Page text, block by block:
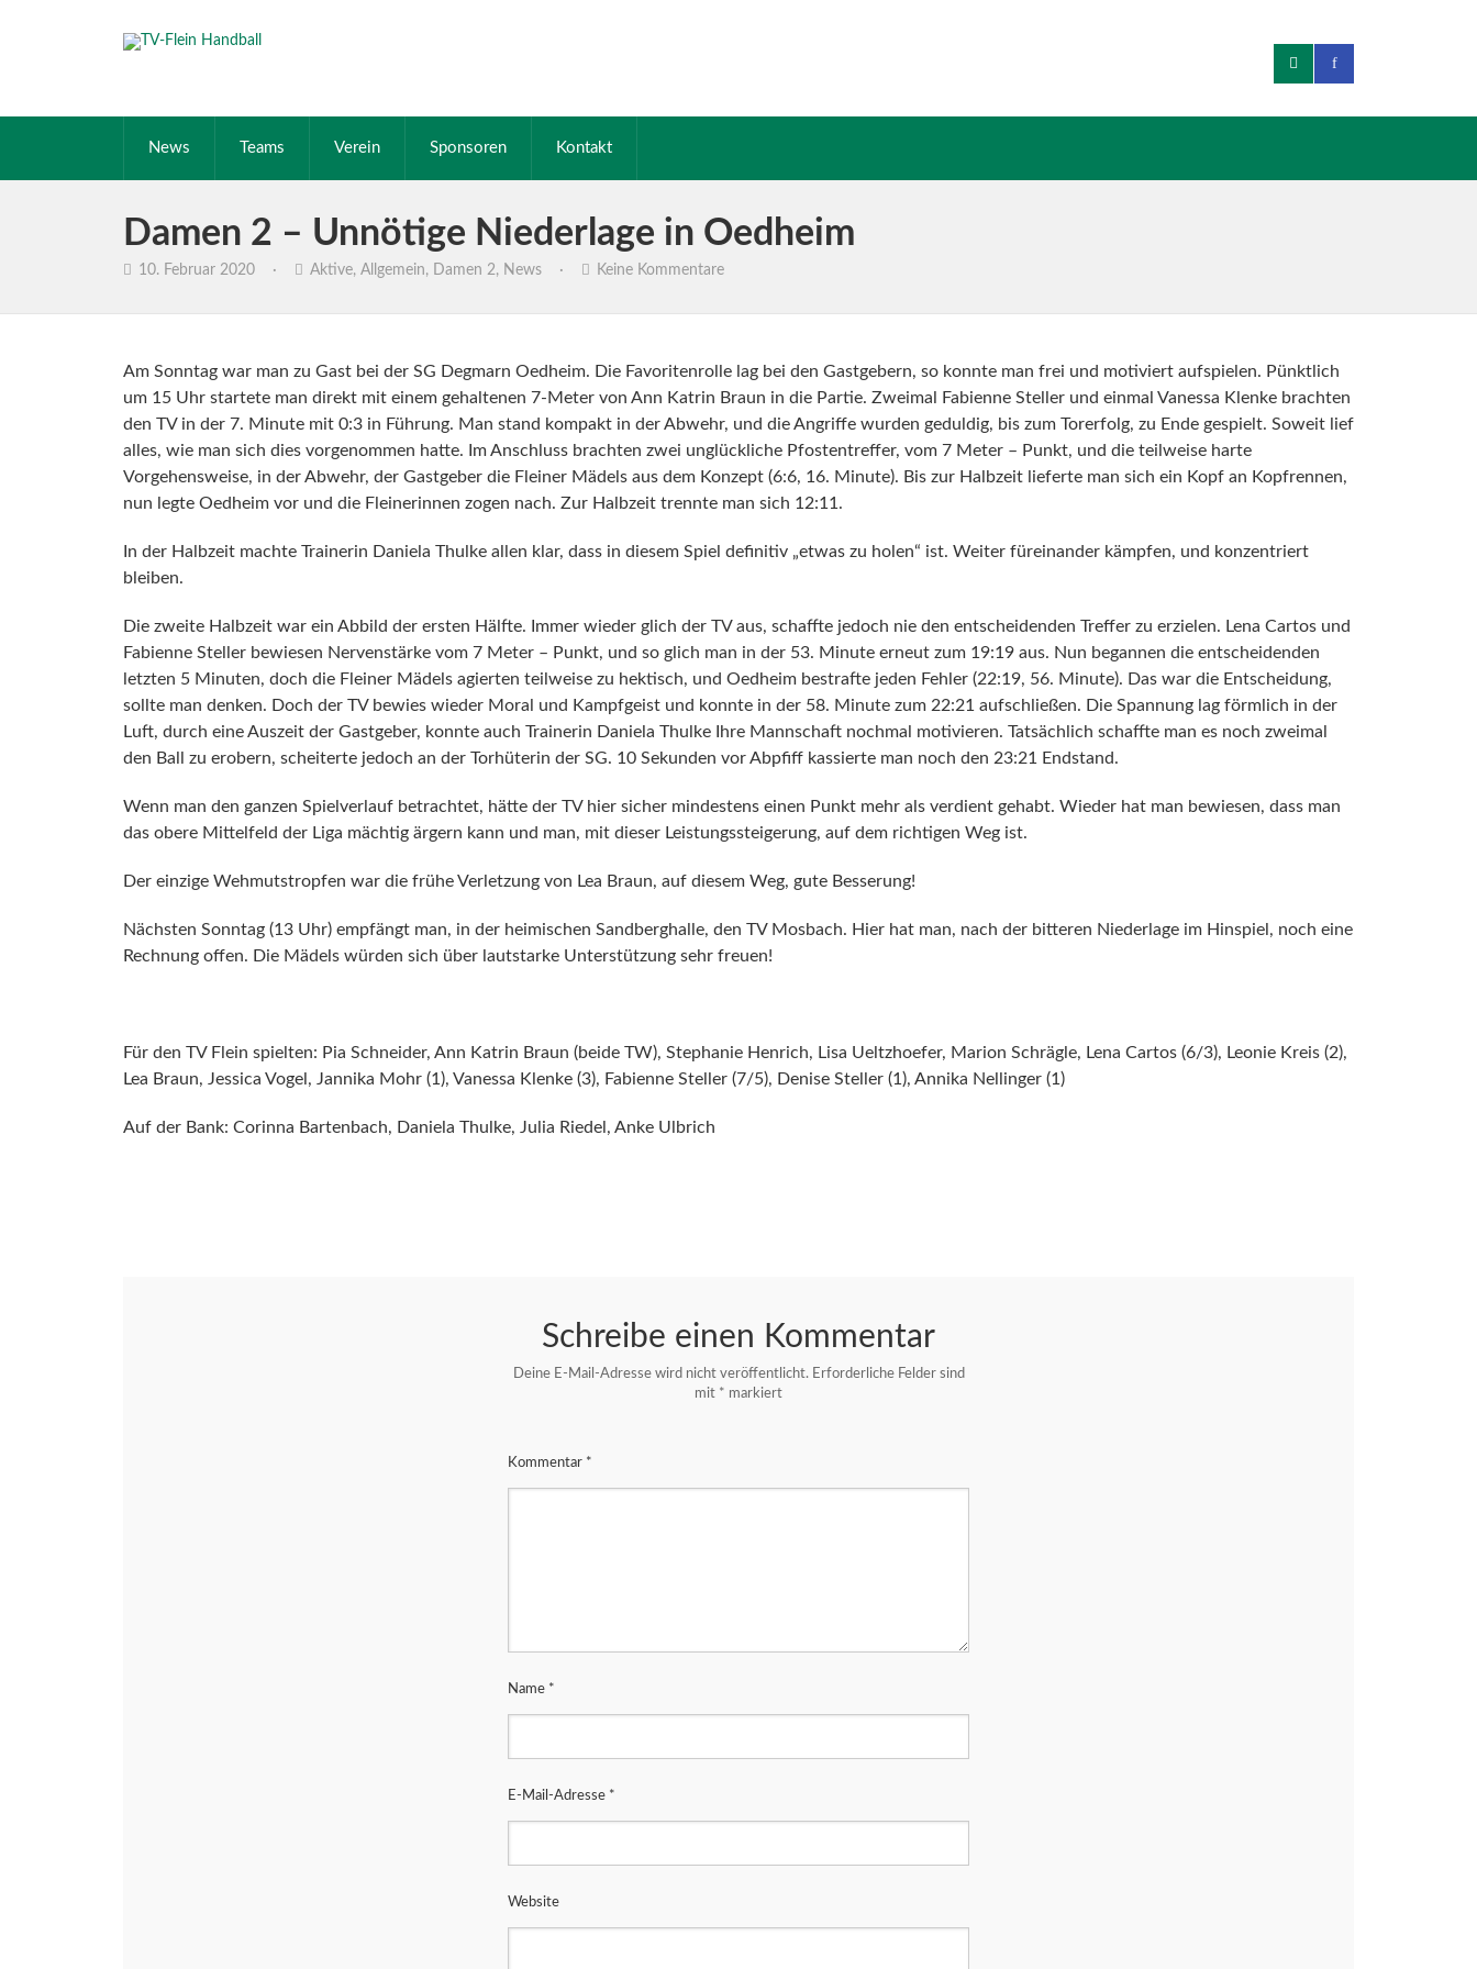
News Teams Verein Sponsoren Kontakt
Damen 2 – Unnötige Niederlage in Oedheim
10. Februar 2020 · Aktive, Allgemein, Damen 2, News · Keine Kommentare
Am Sonntag war man zu Gast bei der SG Degmarn Oedheim. Die Favoritenrolle lag bei den Gastgebern, so konnte man frei und motiviert aufspielen. Pünktlich
um 15 Uhr startete man direkt mit einem gehaltenen 7-Meter von Ann Katrin Braun in die Partie. Zweimal Fabienne Steller und einmal Vanessa Klenke brachten
den TV in der 7. Minute mit 0:3 in Führung. Man stand kompakt in der Abwehr, und die Angriffe wurden geduldig, bis zum Torerfolg, zu Ende gespielt. Soweit lief
alles, wie man sich dies vorgenommen hatte. Im Anschluss brachten zwei unglückliche Pfostentreffer, vom 7 Meter – Punkt, und die teilweise harte
Vorgehensweise, in der Abwehr, der Gastgeber die Fleiner Mädels aus dem Konzept (6:6, 16. Minute). Bis zur Halbzeit lieferte man sich ein Kopf an Kopfrennen,
nun legte Oedheim vor und die Fleinerinnen zogen nach. Zur Halbzeit trennte man sich 12:11.
In der Halbzeit machte Trainerin Daniela Thulke allen klar, dass in diesem Spiel definitiv „etwas zu holen“ ist. Weiter füreinander kämpfen, und konzentriert
bleiben.
Die zweite Halbzeit war ein Abbild der ersten Hälfte. Immer wieder glich der TV aus, schaffte jedoch nie den entscheidenden Treffer zu erzielen. Lena Cartos und
Fabienne Steller bewiesen Nervenstärke vom 7 Meter – Punkt, und so glich man in der 53. Minute erneut zum 19:19 aus. Nun begannen die entscheidenden
letzten 5 Minuten, doch die Fleiner Mädels agierten teilweise zu hektisch, und Oedheim bestrafte jeden Fehler (22:19, 56. Minute). Das war die Entscheidung,
sollte man denken. Doch der TV bewies wieder Moral und Kampfgeist und konnte in der 58. Minute zum 22:21 aufschließen. Die Spannung lag förmlich in der
Luft, durch eine Auszeit der Gastgeber, konnte auch Trainerin Daniela Thulke Ihre Mannschaft nochmal motivieren. Tatsächlich schaffte man es noch zweimal
den Ball zu erobern, scheiterte jedoch an der Torhüterin der SG. 10 Sekunden vor Abpfiff kassierte man noch den 23:21 Endstand.
Wenn man den ganzen Spielverlauf betrachtet, hätte der TV hier sicher mindestens einen Punkt mehr als verdient gehabt. Wieder hat man bewiesen, dass man
das obere Mittelfeld der Liga mächtig ärgern kann und man, mit dieser Leistungssteigerung, auf dem richtigen Weg ist.
Der einzige Wehmutstropfen war die frühe Verletzung von Lea Braun, auf diesem Weg, gute Besserung!
Nächsten Sonntag (13 Uhr) empfängt man, in der heimischen Sandberghalle, den TV Mosbach. Hier hat man, nach der bitteren Niederlage im Hinspiel, noch eine
Rechnung offen. Die Mädels würden sich über lautstarke Unterstützung sehr freuen!
Für den TV Flein spielten: Pia Schneider, Ann Katrin Braun (beide TW), Stephanie Henrich, Lisa Ueltzhoefer, Marion Schrägle, Lena Cartos (6/3), Leonie Kreis (2),
Lea Braun, Jessica Vogel, Jannika Mohr (1), Vanessa Klenke (3), Fabienne Steller (7/5), Denise Steller (1), Annika Nellinger (1)
Auf der Bank: Corinna Bartenbach, Daniela Thulke, Julia Riedel, Anke Ulbrich
Schreibe einen Kommentar
Deine E-Mail-Adresse wird nicht veröffentlicht. Erforderliche Felder sind
mit * markiert
Kommentar *
Name *
E-Mail-Adresse *
Website